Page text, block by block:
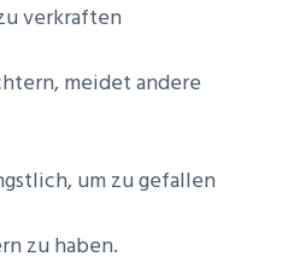
verkraften
meidet andere
um zu gefallen
zu haben.